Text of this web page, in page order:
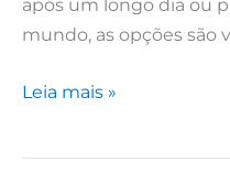
após um longo dia ou
mundo, as opções são
Leia mais »